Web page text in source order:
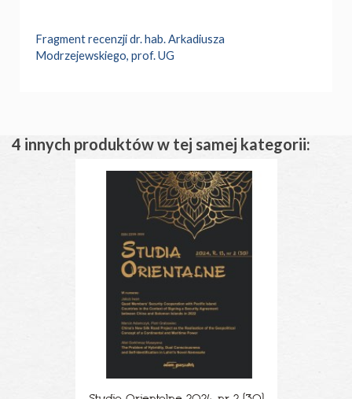
Fragment recenzji dr. hab. Arkadiusza
Modrzejewskiego, prof. UG
4 innych produktów w tej samej kategorii: